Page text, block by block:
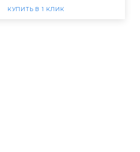
КУПИТЬ В 1 КЛИК